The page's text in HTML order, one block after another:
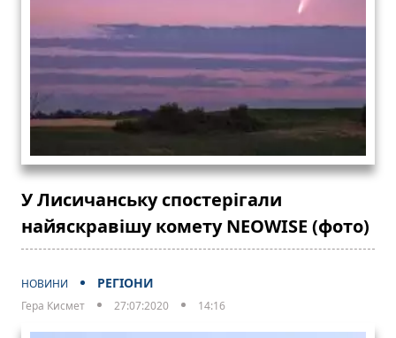
У Лисичанську спостерігали
найяскравішу комету NEOWISE (фото)
НОВИНИ РЕГІОНИ
Гера Кисмет 27:07:2020 14:16